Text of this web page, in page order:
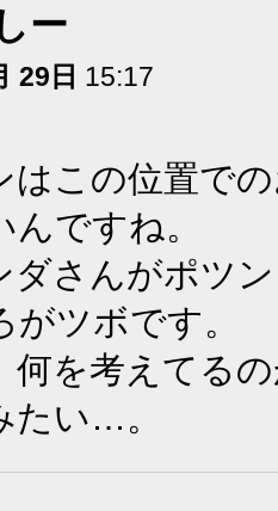
ー
29日 15:17
はこの位置で
ですね。
ダさんがポツ
ツボです。
何を考えてる
たい…。